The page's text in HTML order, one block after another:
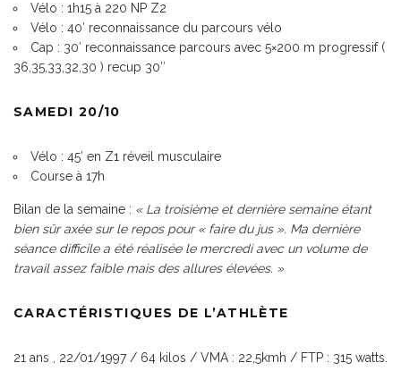
Vélo : 1h15 à 220 NP Z2
Vélo : 40′ reconnaissance du parcours vélo
Cap : 30′ reconnaissance parcours avec 5×200 m progressif (
36,35,33,32,30 ) recup 30″
SAMEDI 20/10
Vélo : 45′ en Z1 réveil musculaire
Course à 17h
Bilan de la semaine : « La troisième et dernière semaine étant
bien sûr axée sur le repos pour « faire du jus ». Ma dernière
séance difficile a été réalisée le mercredi avec un volume de
travail assez faible mais des allures élevées. »
CARACTÉRISTIQUES DE L’ATHLÈTE
21 ans , 22/01/1997 / 64 kilos / VMA : 22,5kmh / FTP : 315 watts.